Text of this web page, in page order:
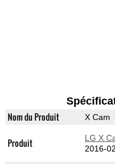
Nom du Produit X Cam
Produit LG X
2016-